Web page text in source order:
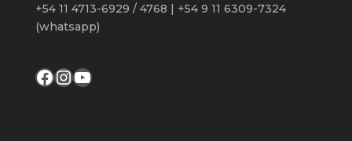
+54 11 4713-6929 / 4768 | +54 9 11 6309-7324
(whatsapp)
Facebook
Instagram
YouTube